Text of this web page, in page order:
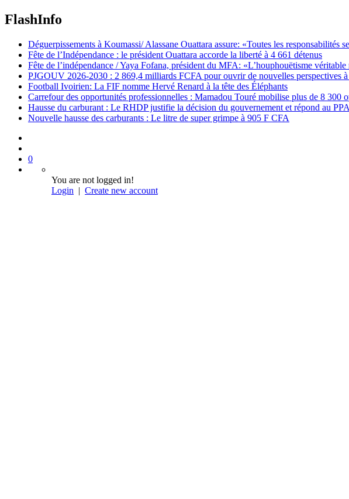
FlashInfo
Déguerpissements à Koumassi/ Alassane Ouattara assure: «Toutes les
Fête de l’Indépendance : le président Ouattara accorde la liberté à 4 661 détenus
Fête de l’indépendance / Yaya Fofana, président du MFA: «L’houphouëtisme véritable
PJGOUV 2026-2030 : 2 869,4 milliards FCFA pour ouvrir de nouvelles perspectives
Football Ivoirien: La FIF nomme Hervé Renard à la tête des Éléphants
Carrefour des opportunités professionnelles : Mamadou Touré mobilise plus de 8 300
Hausse du carburant : Le RHDP justifie la décision du gouvernement et répond au
Nouvelle hausse des carburants : Le litre de super grimpe à 905 F CFA
0
You are not logged in!
Login | Create new account